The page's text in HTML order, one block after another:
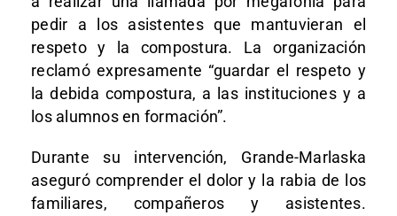
pedir a los asistentes que mantuvieran el
respeto y la compostura. La organización
reclamó expresamente “guardar el respeto y
la debida compostura, a las instituciones y a
los alumnos en formación”.
Durante su intervención, Grande-Marlaska
aseguró comprender el dolor y la rabia de los
familiares, compañeros y asistentes.